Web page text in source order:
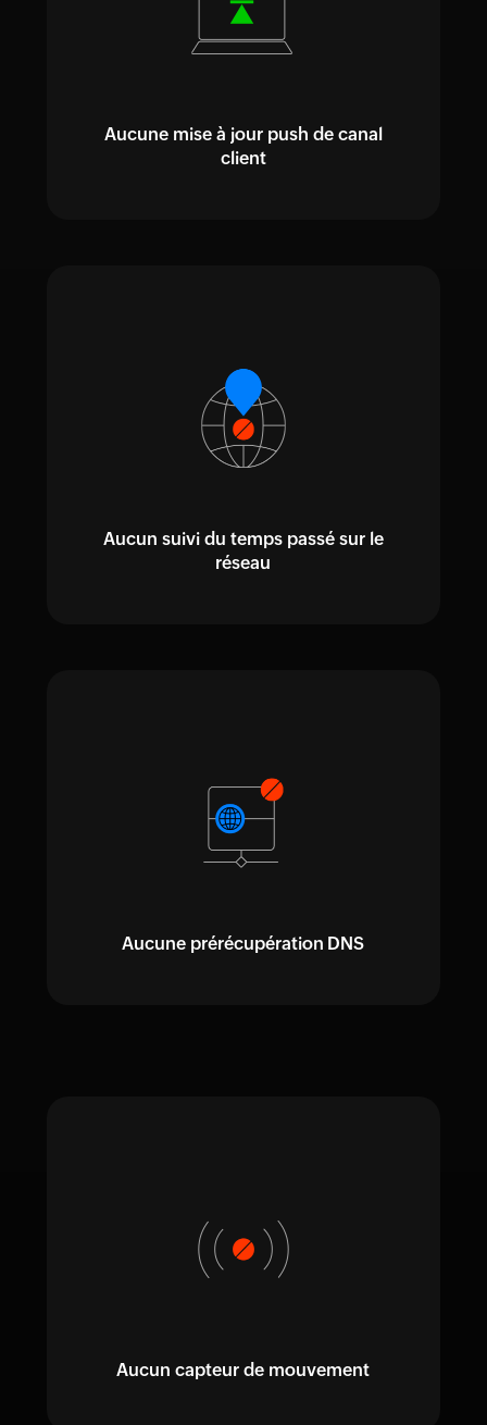
Aucune mise à jour push de canal
client
Aucun suivi du temps passé sur le
réseau
Aucune prérécupération DNS
Aucun capteur de mouvement